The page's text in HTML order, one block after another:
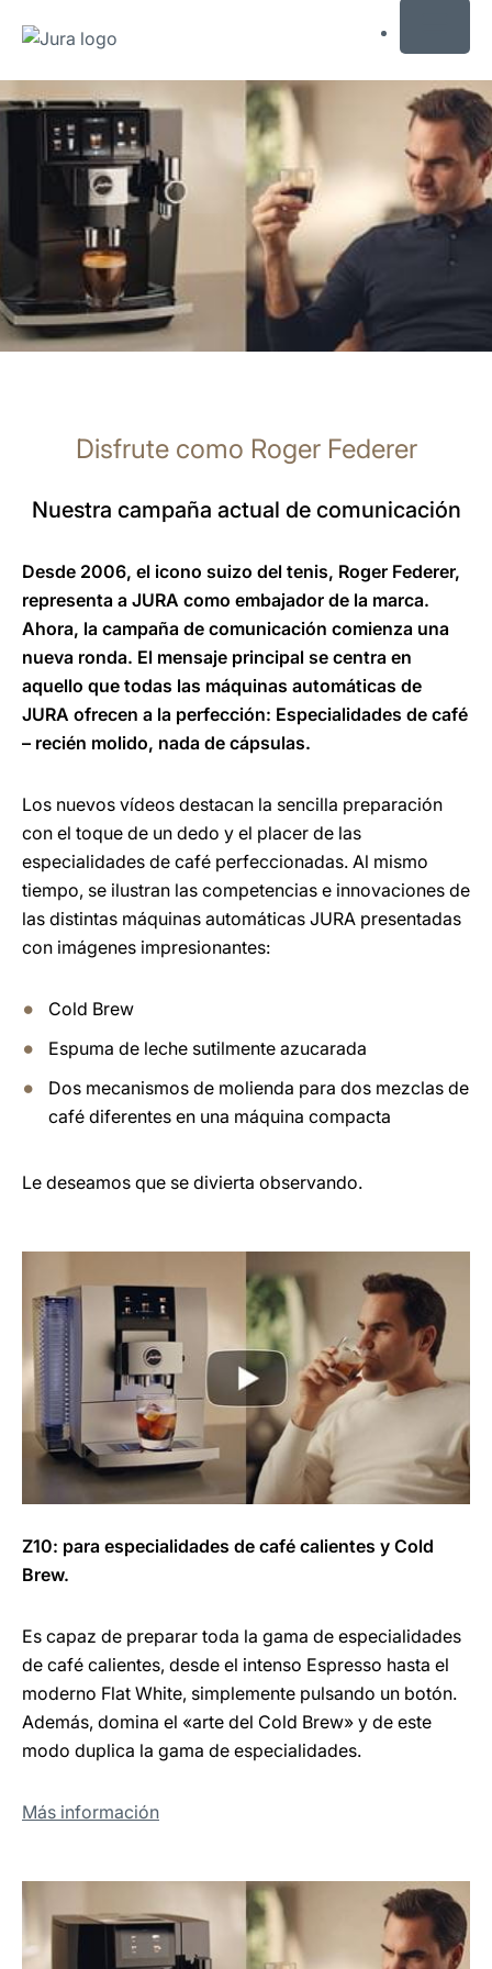
a
contenido
la
Disfrute como Roger Federer
Nuestra campaña actual de comunicación
Desde 2006, el icono suizo del tenis, Roger Federer,
representa a JURA como embajador de la marca.
Ahora, la campaña de comunicación comienza una
nueva ronda. El mensaje principal se centra en
aquello que todas las máquinas automáticas de
JURA ofrecen a la perfección: Especialidades de café
– recién molido, nada de cápsulas.
Los nuevos vídeos destacan la sencilla preparación
con el toque de un dedo y el placer de las
especialidades de café perfeccionadas. Al mismo
tiempo, se ilustran las competencias e innovaciones de
las distintas máquinas automáticas JURA presentadas
con imágenes impresionantes:
Cold Brew
Espuma de leche sutilmente azucarada
Dos mecanismos de molienda para dos mezclas de
café diferentes en una máquina compacta
Le deseamos que se divierta observando.
Z10: para especialidades de café calientes y Cold
Brew.
Es capaz de preparar toda la gama de especialidades
de café calientes, desde el intenso Espresso hasta el
moderno Flat White, simplemente pulsando un botón.
Además, domina el «arte del Cold Brew» y de este
modo duplica la gama de especialidades.
Más información